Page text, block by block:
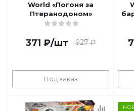
World «Погоня за
Птеранодоном»
371 ₽/шт 927₽
Под заказ